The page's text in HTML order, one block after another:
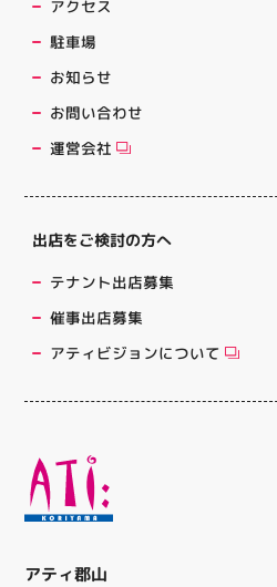
アティ郡山
アクセス
駐車場
お知らせ
お問い合わせ
運営会社
出店をご検討の方へ
テナント出店募集
催事出店募集
アティビジョンについて